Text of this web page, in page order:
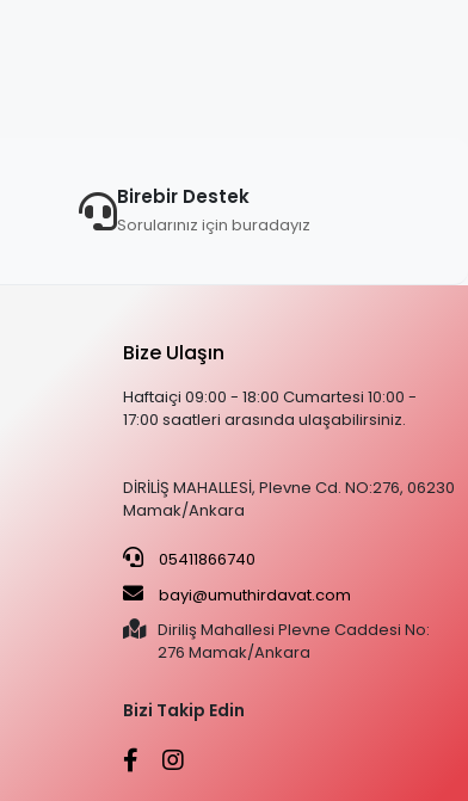
Birebir Destek
Sorularınız için buradayız
Bize Ulaşın
Haftaiçi 09:00 - 18:00 Cumartesi 10:00 -
17:00 saatleri arasında ulaşabilirsiniz.
DİRİLİŞ MAHALLESİ, Plevne Cd. NO:276, 06230
Mamak/Ankara
05411866740
bayi@umuthirdavat.com
Diriliş Mahallesi Plevne Caddesi No:
276 Mamak/Ankara
Bizi Takip Edin